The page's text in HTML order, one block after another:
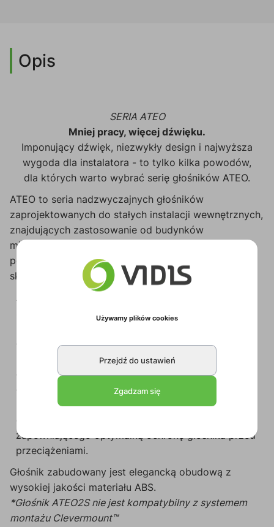
Opis
SERIA ATEO
Mniej pracy, więcej dźwięku.
Imponujący dźwięk, niezwykły design i najwyższa
wygoda dla instalatora - to tylko kilka powodów,
dla których warto wybrać serię głośników ATEO.
ATEO to seria nadzwyczajnych głośników
zaprojektowanych do stałych instalacji wewnętrznych,
znajdujących zastosowanie od budynków
mieszkalnych aż
po wymagające projektowo środowiska takie jak
sklepy, puby, restauracje czy nawet kluby.
ATEO2 jest wysoce kompaktowym modelem w
serii, który będzie pasować do każdego wnętrza.
głośnika z aluminiowym stożkiem zapewniającego
pełen zakres częstotliwości, ciepły i szczegółowy
dźwięk, z polepszonym odwzorowaniem niskich
częstotliwości ze względu na obudowę typu bass-
reflex. A cały system jest chroniony dzięki
zapewniającego optymalną ochronę głośnika przed
przeciążeniami.
Głośnik zabudowany jest elegancką obudową z
wysokiej jakości materiału ABS.
*Głośnik ATEO2S nie jest kompatybilny z systemem
montażu Clevermount™
Używamy plików cookies
Przejdź do ustawień
Zgadzam się